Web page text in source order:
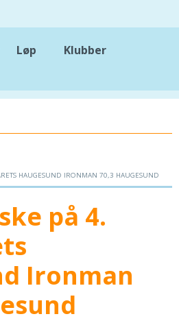
Løp
Klubber
HAUGESUND IRONMAN 70,3 HAUGESUND
på 4.
Ironman